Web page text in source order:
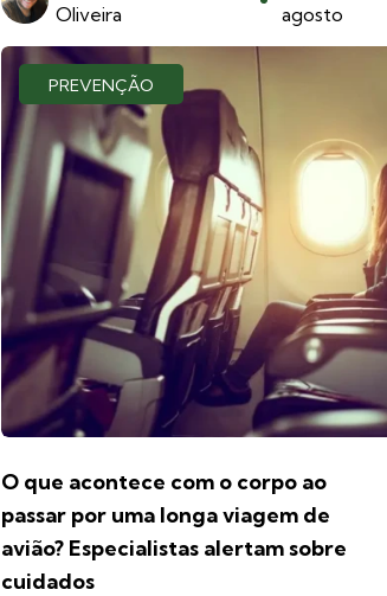
Oliveira
agosto
PREVENÇÃO
O que acontece com o corpo ao
passar por uma longa viagem de
avião? Especialistas alertam sobre
cuidados